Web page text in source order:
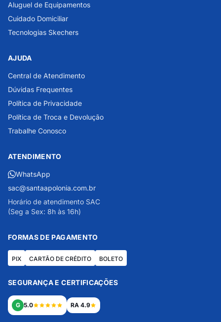
Aluguel de Equipamentos
Cuidado Domiciliar
Tecnologias Skechers
AJUDA
Central de Atendimento
Dúvidas Frequentes
Política de Privacidade
Política de Troca e Devolução
Trabalhe Conosco
ATENDIMENTO
WhatsApp
sac@santaapolonia.com.br
Horário de atendimento SAC
(Seg a Sex: 8h às 16h)
FORMAS DE PAGAMENTO
PIX CARTÃO DE CRÉDITO BOLETO
SEGURANÇA E CERTIFICAÇÕES
G 5.0 RA 4.9